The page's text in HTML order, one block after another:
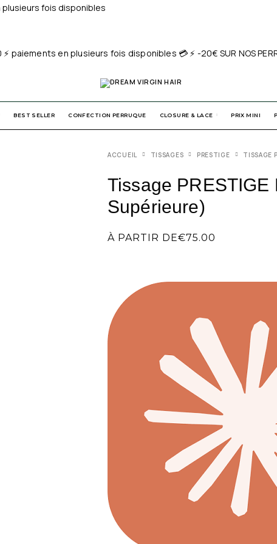
plusieurs fois disponibles
en plusieurs fois disponibles 💳 ⚡️ -20€ SUR NOS
BEST SELLER CONFECTION PERRUQUE CLOSURE & LACE PRIX MINI
ACCUEIL TISSAGES PRESTIGE TISSAGE
Tissage
Supérieure)
À PARTIR DE€75.00